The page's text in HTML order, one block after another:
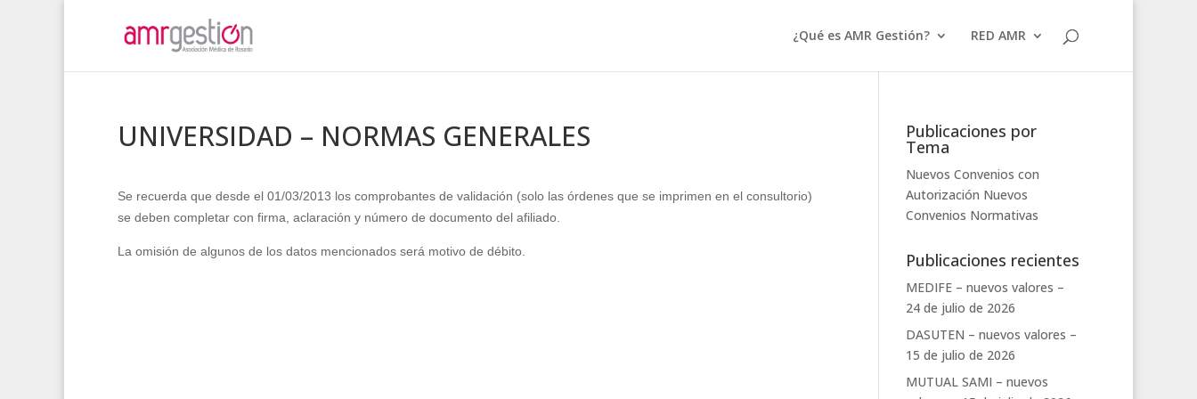
¿Qué es AMR Gestión? RED AMR
UNIVERSIDAD – NORMAS GENERALES
Se recuerda que desde el 01/03/2013 los comprobantes de validación (solo las órdenes que se imprimen en el consultorio)
se deben completar con firma, aclaración y número de documento del afiliado.
La omisión de algunos de los datos mencionados será motivo de débito.
Publicaciones por
Tema
Nuevos Convenios con
Autorización Nuevos
Convenios Normativas
Publicaciones recientes
MEDIFE – nuevos valores –
24 de julio de 2026
DASUTEN – nuevos valores –
15 de julio de 2026
MUTUAL SAMI – nuevos